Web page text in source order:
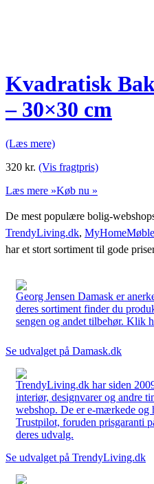
Kvadratisk
– 30×30 cm
(Læs mere)
320 kr. (Vis fragtpris)
Læs mere »Køb nu »
De mest populære bolig-
TrendyLiving.dk,
har et stort sortiment til gode
Georg Jensen Damask er
deres sortiment finder du
sengen og andet tilbehør. Klik
Se udvalget på Damask.dk
TrendyLiving.dk har siden
interiør, designvarer og andre
webshop. De er e-mærkede og
Trustpilot, foruden prisgaranti
deres udvalg.
Se udvalget på TrendyLiving.dk